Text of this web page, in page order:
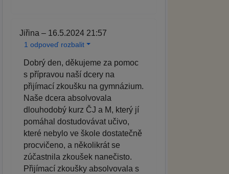
Jiřina – 16.5.2024 21:57
1 odpoveď rozbalit
Dobrý den, děkujeme za pomoc
s přípravou naší dcery na
přijímací zkoušku na gymnázium.
Naše dcera absolvovala
dlouhodobý kurz ČJ a M, který jí
pomáhal dostudovávat učivo,
které nebylo ve škole dostatečně
procvičeno, a několikrát se
zúčastnila zkoušek nanečisto.
Přijímací zkoušky absolvovala s